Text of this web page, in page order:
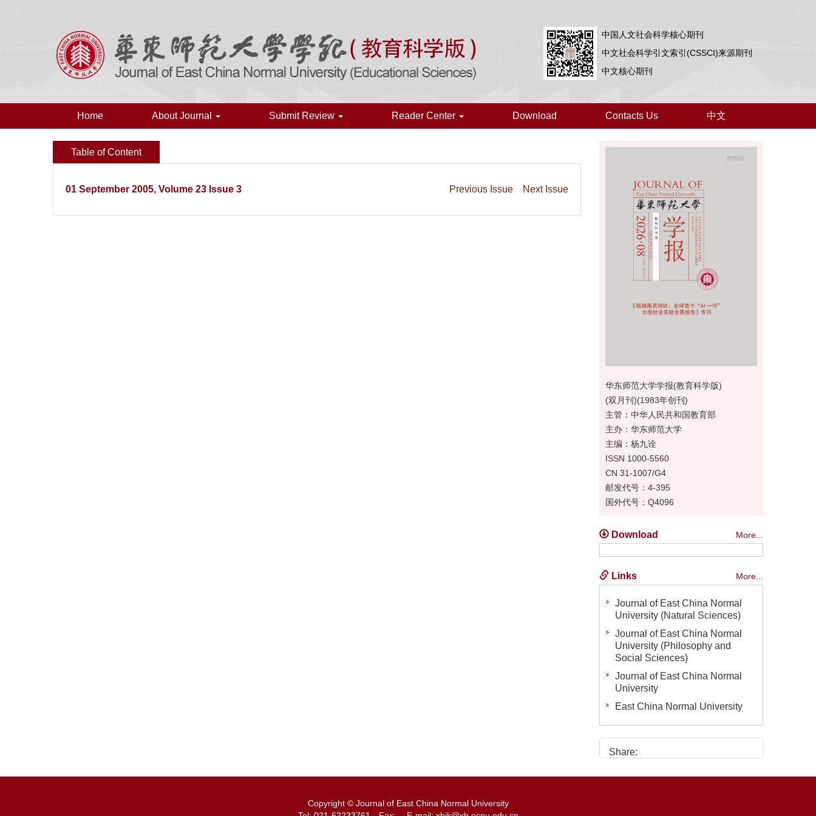
中国人文社会科学核心期刊
中文社会科学引文索引(CSSCI)来源期刊
中文核心期刊
Home About Journal Submit Review Reader Center Download Contacts Us 中文
Table of Content
01 September 2005, Volume 23 Issue 3 Previous Issue Next Issue
华东师范大学学报(教育科学版)
(双月刊)(1983年创刊)
主管：中华人民共和国教育部
主办：华东师范大学
主编：杨九诠
ISSN 1000-5560
CN 31-1007/G4
邮发代号：4-395
国外代号：Q4096
Download More...
Links More...
Journal of East China Normal
University (Natural Sciences)
Journal of East China Normal
University (Philosophy and
Social Sciences)
Journal of East China Normal
University
East China Normal University
Share:
Copyright © Journal of East China Normal University